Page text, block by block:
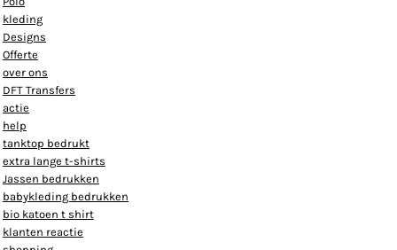
kleding
Designs
Offerte
over ons
DFT Transfers
actie
help
tanktop bedrukt
extra lange t-shirts
Jassen bedrukken
babykleding bedrukken
bio katoen t shirt
klanten reactie